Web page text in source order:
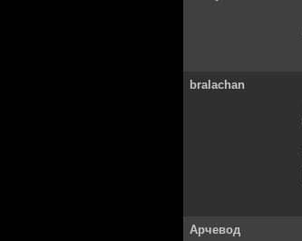
bralachan
Арчевод